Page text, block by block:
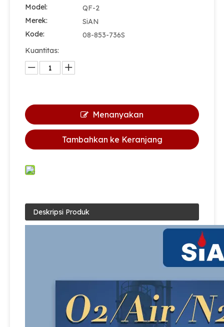
Model:
QF-2
Merek:
SiAN
Kode:
08-853-736S
Kuantitas:
Menanyakan
Tambahkan ke Keranjang
Deskripsi Produk